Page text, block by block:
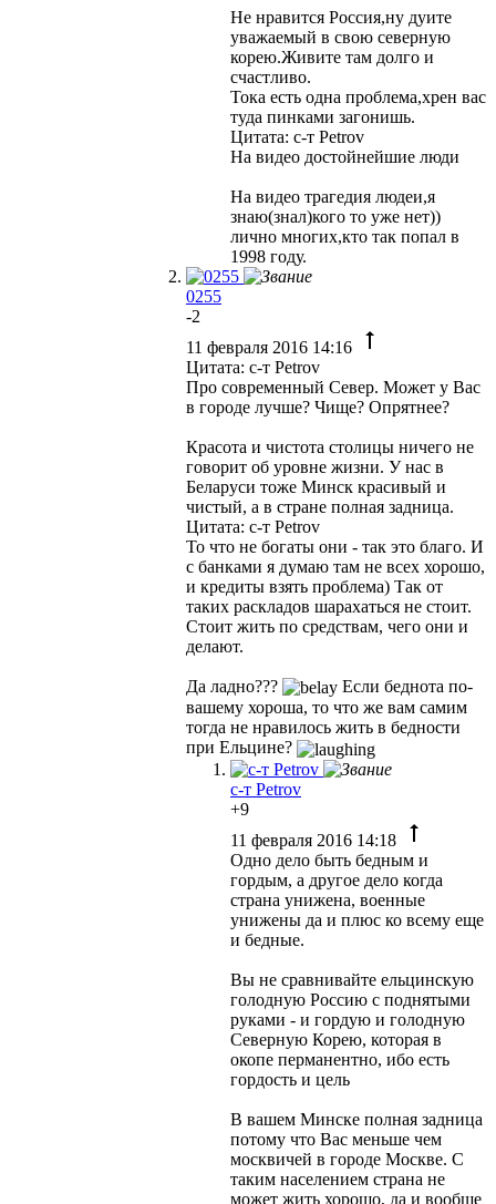
Не нравится Россия,ну дуите
уважаемый в свою северную
корею.Живите там долго и
счастливо.
Тока есть одна проблема,хрен вас
туда пинками загонишь.
Цитата: с-т Petrov
На видео достойнейшие люди
На видео трагедия людеи,я
знаю(знал)кого то уже нет))
лично многих,кто так попал в
1998 году.
0255
-2
11 февраля 2016 14:16
Цитата: с-т Petrov
Про современный Север. Может у Вас
в городе лучше? Чище? Опрятнее?
Красота и чистота столицы ничего не
говорит об уровне жизни. У нас в
Беларуси тоже Минск красивый и
чистый, а в стране полная задница.
Цитата: с-т Petrov
То что не богаты они - так это благо. И
с банками я думаю там не всех хорошо,
и кредиты взять проблема) Так от
таких раскладов шарахаться не стоит.
Стоит жить по средствам, чего они и
делают.
Да ладно???
Если беднота по-
вашему хороша, то что же вам самим
тогда не нравилось жить в бедности
при Ельцине?
с-т Petrov
+9
11 февраля 2016 14:18
Одно дело быть бедным и
гордым, а другое дело когда
страна унижена, военные
унижены да и плюс ко всему еще
и бедные.
Вы не сравнивайте ельцинскую
голодную Россию с поднятыми
руками - и гордую и голодную
Северную Корею, которая в
окопе перманентно, ибо есть
гордость и цель
В вашем Минске полная задница
потому что Вас меньше чем
москвичей в городе Москве. С
таким населением страна не
может жить хорошо, да и вообще